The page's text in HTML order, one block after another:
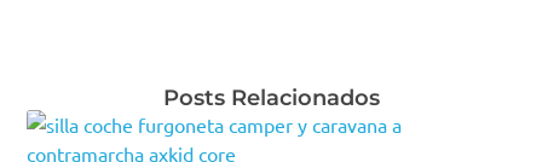
Posts Relacionados